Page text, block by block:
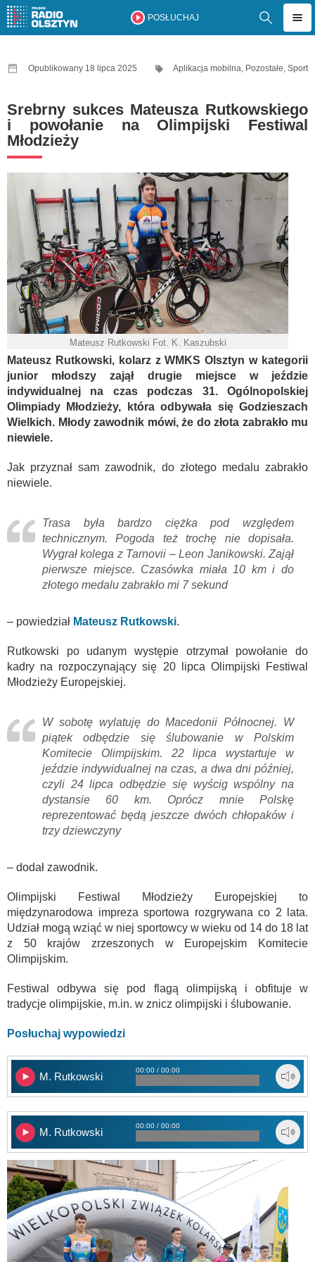
POSŁUCHAJ
Opublikowany 18 lipca 2025 Aplikacja mobilna, Pozostałe, Sport
Srebrny sukces Mateusza Rutkowskiego
i powołanie na Olimpijski Festiwal
Młodzieży
Mateusz Rutkowski Fot. K. Kaszubski
Mateusz Rutkowski, kolarz z WMKS Olsztyn w kategorii
junior młodszy zajął drugie miejsce w jeździe
indywidualnej na czas podczas 31. Ogólnopolskiej
Olimpiady Młodzieży, która odbywała się Godzieszach
Wielkich. Młody zawodnik mówi, że do złota zabrakło mu
niewiele.
Jak przyznał sam zawodnik, do złotego medalu zabrakło
niewiele.
Trasa była bardzo ciężka pod względem
technicznym. Pogoda też trochę nie dopisała.
Wygrał kolega z Tarnovii – Leon Janikowski. Zajął
pierwsze miejsce. Czasówka miała 10 km i do
złotego medalu zabrakło mi 7 sekund
– powiedział Mateusz Rutkowski.
Rutkowski po udanym występie otrzymał powołanie do
kadry na rozpoczynający się 20 lipca Olimpijski Festiwal
Młodzieży Europejskiej.
W sobotę wylatuję do Macedonii Północnej. W
piątek odbędzie się ślubowanie w Polskim
Komitecie Olimpijskim. 22 lipca wystartuje w
jeździe indywidualnej na czas, a dwa dni później,
czyli 24 lipca odbędzie się wyścig wspólny na
dystansie 60 km. Oprócz mnie Polskę
reprezentować będą jeszcze dwóch chłopaków i
trzy dziewczyny
– dodał zawodnik.
Olimpijski Festiwal Młodzieży Europejskiej to
międzynarodowa impreza sportowa rozgrywana co 2 lata.
Udział mogą wziąć w niej sportowcy w wieku od 14 do 18 lat
z 50 krajów zrzeszonych w Europejskim Komitecie
Olimpijskim.
Festiwal odbywa się pod flagą olimpijską i obfituje w
tradycje olimpijskie, m.in. w znicz olimpijski i ślubowanie.
Posłuchaj wypowiedzi
M. Rutkowski
00:00 / 00:00
M. Rutkowski
00:00 / 00:00